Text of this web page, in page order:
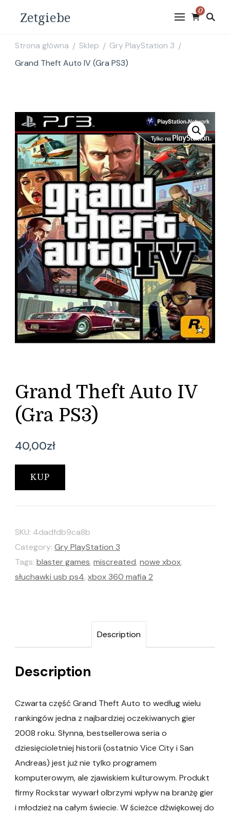
Zetgiebe 0
Strona główna / Sklep / Gry PlayStation 3 /
Grand Theft Auto IV (Gra PS3)
Grand Theft Auto IV
(Gra PS3)
40,00zł
KUP
SKU: 4dadfdb9ca8b
Category: Gry PlayStation 3
Tags: blaster games, miscreated, nowe xbox,
słuchawki usb ps4, xbox 360 mafia 2
Description
Description
Czwarta część Grand Theft Auto to według wielu
rankingów jedna z najbardziej oczekiwanych gier
2008 roku. Słynna, bestsellerowa seria o
dziesięcioletniej historii (ostatnio Vice City i San
Andreas) jest już nie tylko programem
komputerowym, ale zjawiskiem kulturowym. Produkt
firmy Rockstar wywarł olbrzymi wpływ na branżę gier
i młodzież na całym świecie. W ścieżce dźwiękowej do